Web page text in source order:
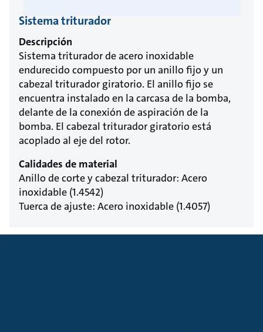
Sistema triturador
Descripción
Sistema triturador de acero inoxidable
endurecido compuesto por un anillo fijo y un
cabezal triturador giratorio. El anillo fijo se
encuentra instalado en la carcasa de la bomba,
delante de la conexión de aspiración de la
bomba. El cabezal triturador giratorio está
acoplado al eje del rotor.
Calidades de material
Anillo de corte y cabezal triturador: Acero
inoxidable (1.4542)
Tuerca de ajuste: Acero inoxidable (1.4057)